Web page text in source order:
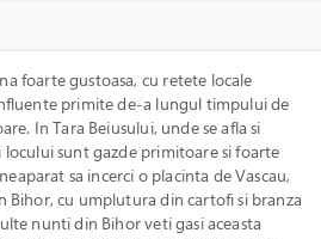
foarte gustoasa, cu retete locale
primite de-a lungul timpului de
In Tara Beiusului, unde se afla si
locului sunt gazde primitoare si foarte
sa incerci o placinta de Vascau,
cu umplutura din cartofi si branza
nunti din Bihor veti gasi aceasta